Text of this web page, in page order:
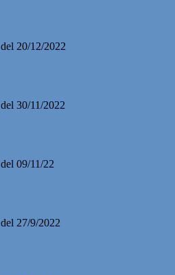
20/12/2022
30/11/2022
09/11/22
27/9/2022